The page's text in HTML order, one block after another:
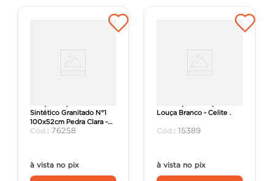
Sintético Granitado N°1
100x52cm Pedra Clara -
A.J. Rorato.
: 76258
à vista no pix
Louça Branco - Celite .
: 15389
à vista no pix